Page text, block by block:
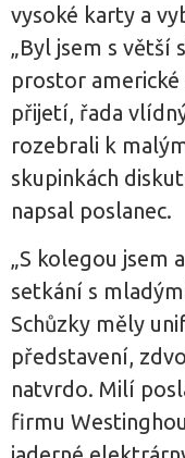
vysoké karty a
„Byl jsem s větší
prostor americké
přijetí, řada
rozebrali k
skupinkách
napsal poslanec.
„S kolegou jsem
setkání s
Schůzky měly
představení,
natvrdo. Milí
firmu